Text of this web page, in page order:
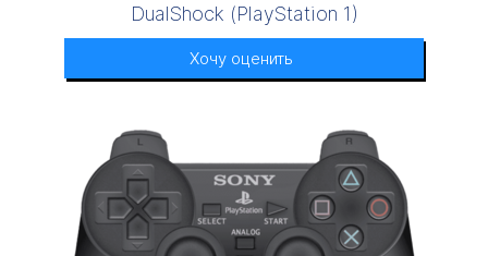
DualShock (PlayStation 1)
Хочу оценить